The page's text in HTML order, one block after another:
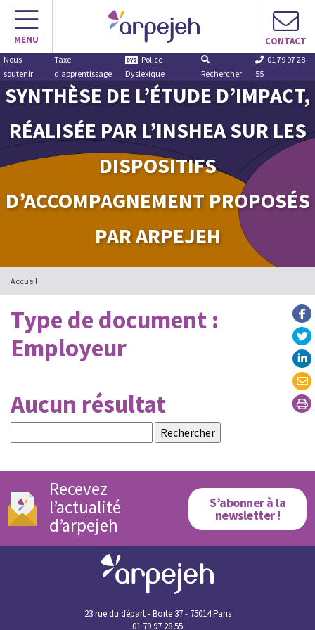
Aller
contenu
MENU CONTACT
Nous
soutenir
Taxe
d'apprentissage
Police
Dyslexique
Rechercher
01 79 97 28
55
SYNTHÈSE DE L’ÉTUDE D’IMPACT,
RÉALISÉE PAR L’INSHEA SUR LES
DISPOSITIFS
D’ACCOMPAGNEMENT PROPOSÉS
PAR ARPEJEH
Accueil
Type de document :
Employeur
Aucun résultat
Recevez
l’actualité
d’arpejeh
S’abonner à la
newsletter !
23 rue du départ - Boite 37 - 75014 Paris
01 79 97 28 55